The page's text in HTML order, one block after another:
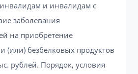
и инвалидам с
заболевания
на приобретение
(или) безбелковых продуктов
рублей. Порядок, условия